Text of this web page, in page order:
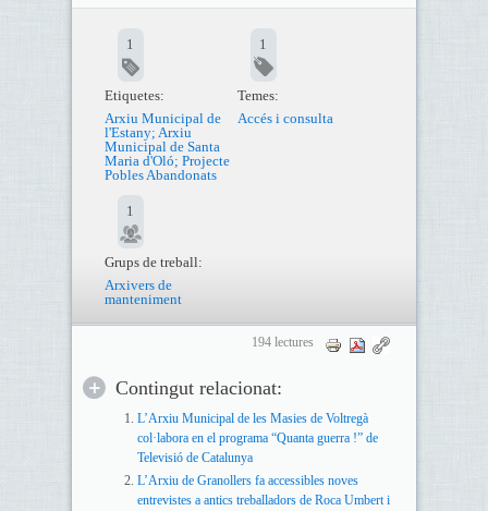
1
Etiquetes:
Arxiu Municipal de
l'Estany; Arxiu
Municipal de Santa
Maria d'Oló; Projecte
Pobles Abandonats
1
Temes:
Accés i consulta
1
Grups de treball:
Arxivers de
manteniment
194 lectures
Contingut relacionat:
L’Arxiu Municipal de les Masies de Voltregà
col·labora en el programa “Quanta guerra !” de
Televisió de Catalunya
L’Arxiu de Granollers fa accessibles noves
entrevistes a antics treballadors de Roca Umbert i